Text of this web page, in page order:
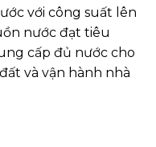
với công suất lên
nước đạt tiêu
cấp đủ nước cho
và vận hành nhà